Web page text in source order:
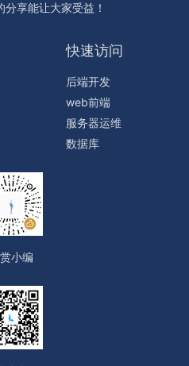
分享能让大家受益！
快速访问
后端开发
web前端
服务器运维
数据库
小编